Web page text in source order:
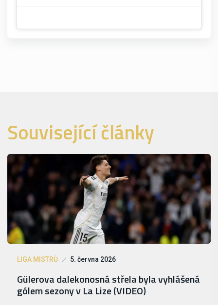
Související články
LIGA MISTRŮ 5. června 2026
Gülerova dalekonosná střela byla vyhlášená
gólem sezony v La Lize (VIDEO)